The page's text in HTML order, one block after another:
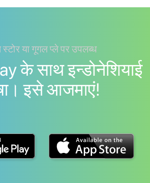
या गूगल प्ले पर उपलब्ध
के साथ इन्डोनेशियाई
इसे आजमाएं!